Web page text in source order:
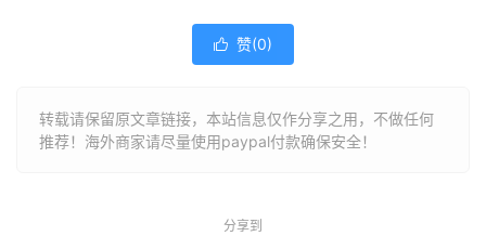
 赞(0)
转载请保留原文章链接，本站信息仅作分享之用，不做任何
推荐！海外商家请尽量使用paypal付款确保安全！
分享到